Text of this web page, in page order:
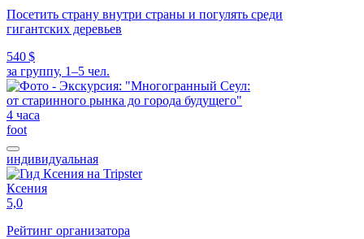
Посетить страну внутри страны и погулять среди
гигантских деревьев
540 $
за группу, 1–5 чел.
4 часа
foot
индивидуальная
Ксения
5,0
Рейтинг организатора